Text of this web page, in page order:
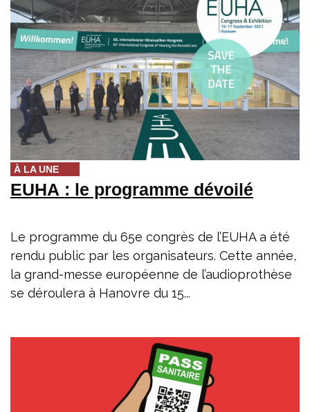
À LA UNE
EUHA : le programme dévoilé
Le programme du 65e congrès de l’EUHA a été
rendu public par les organisateurs. Cette année,
la grand-messe européenne de l’audioprothèse
se déroulera à Hanovre du 15...